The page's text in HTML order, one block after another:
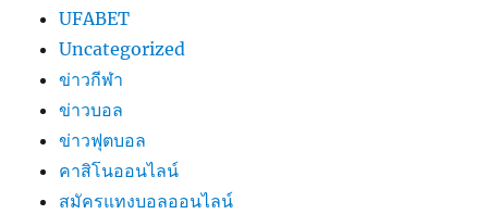
UFABET
Uncategorized
ข่าวกีฬา
ข่าวบอล
ข่าวฟุตบอล
คาสิโนออนไลน์
สมัครแทงบอลออนไลน์